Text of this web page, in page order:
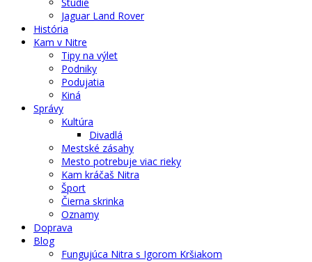
Jaguar Land Rover
História
Kam v Nitre
Tipy na výlet
Podniky
Podujatia
Kiná
Správy
Kultúra
Divadlá
Mestské zásahy
Mesto potrebuje viac rieky
Kam kráčaš Nitra
Šport
Čierna skrinka
Oznamy
Doprava
Blog
Fungujúca Nitra s Igorom Kršiakom